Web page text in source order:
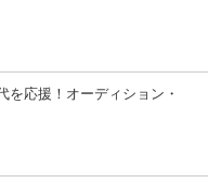
を応援！オーディション・